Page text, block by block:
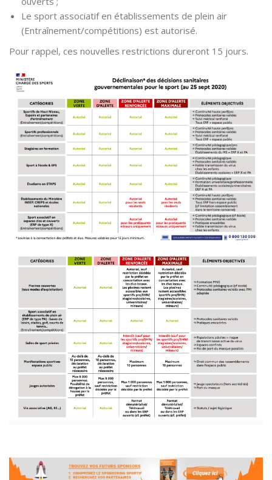
Le sport associatif en établissements de plein air
(Entraînement/compétitions) est autorisé.
Pour rappel, ces nouvelles restrictions dureront 15 jours.